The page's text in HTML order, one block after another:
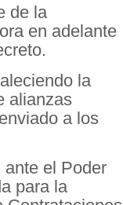
de la
en adelante
la
alianzas
a los
el Poder
para la